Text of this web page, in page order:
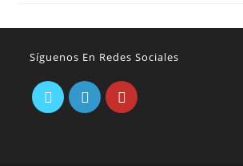
Síguenos En Redes Sociales